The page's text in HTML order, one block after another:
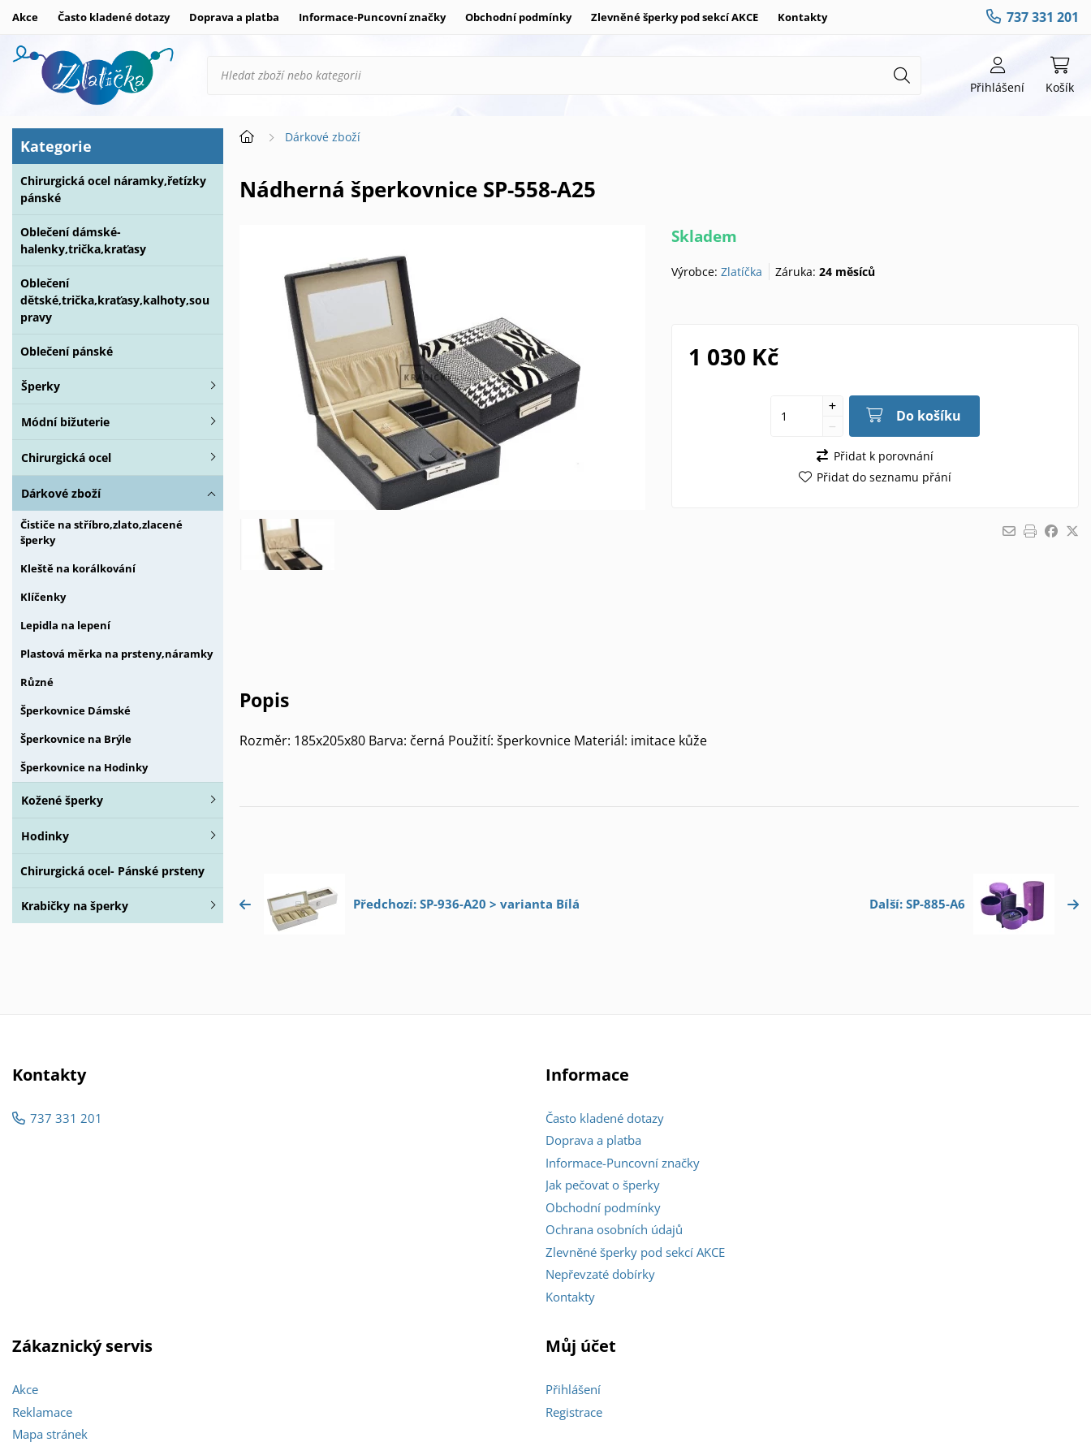
Akce Často kladené dotazy Doprava a platba Informace-Puncovní značky Obchodní podmínky Zlevněné šperky pod sekcí AKCE Kontakty 737 331 201
Přihlášení Košík
Kategorie
Chirurgická ocel náramky,řetízky
pánské
Oblečení dámské-
halenky,trička,kraťasy
Oblečení
dětské,trička,kraťasy,kalhoty,sou
pravy
Oblečení pánské
Šperky
Módní bižuterie
Chirurgická ocel
Dárkové zboží
Čističe na stříbro,zlato,zlacené
šperky
Kleště na korálkování
Klíčenky
Lepidla na lepení
Plastová měrka na prsteny,náramky
Různé
Šperkovnice Dámské
Šperkovnice na Brýle
Šperkovnice na Hodinky
Kožené šperky
Hodinky
Chirurgická ocel- Pánské prsteny
Krabičky na šperky
Dárkové zboží
Nádherná šperkovnice SP-558-A25
Skladem
Výrobce: Zlatíčka Záruka:24 měsíců
1 030 Kč
Do košíku
Přidat k porovnání
Přidat do seznamu přání
Popis
Rozměr: 185x205x80 Barva: černá Použití: šperkovnice Materiál: imitace kůže
Předchozí: SP-936-A20 > varianta Bílá Další: SP-885-A6
Kontakty
737 331 201
Informace
Často kladené dotazy
Doprava a platba
Informace-Puncovní značky
Jak pečovat o šperky
Obchodní podmínky
Ochrana osobních údajů
Zlevněné šperky pod sekcí AKCE
Nepřevzaté dobírky
Kontakty
Zákaznický servis
Akce
Reklamace
Mapa stránek
Můj účet
Přihlášení
Registrace